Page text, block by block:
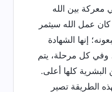
بين الله
عمل الله سيثمر
إنها الشهادة
وفي كل مرحلة، يتم
البشرية كلها أعلى.
الطريقة تصير